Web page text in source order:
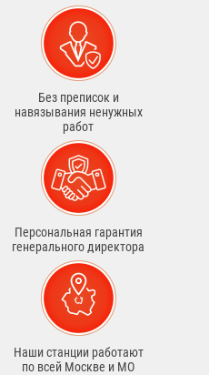
Без преписок и
навязывания ненужных
работ
Персональная гарантия
генерального директора
Наши станции работают
по всей Москве и МО